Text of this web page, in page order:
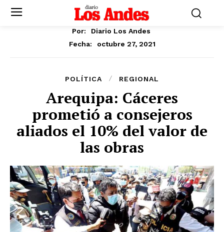
Por:
Diario Los Andes
Fecha:
octubre 27, 2021
POLÍTICA REGIONAL
Arequipa: Cáceres
prometió a consejeros
aliados el 10% del valor de
las obras